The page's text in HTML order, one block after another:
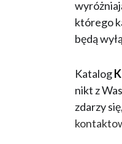
którego
będą
Katalog
nikt z
zdarzy